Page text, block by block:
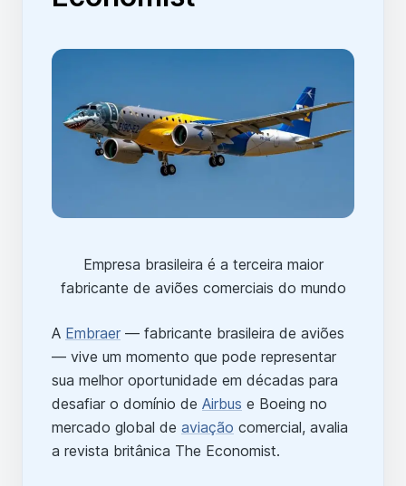
Empresa brasileira é a terceira maior
fabricante de aviões comerciais do mundo
A Embraer — fabricante brasileira de aviões
— vive um momento que pode representar
sua melhor oportunidade em décadas para
desafiar o domínio de Airbus e Boeing no
mercado global de aviação comercial, avalia
a revista britânica The Economist.